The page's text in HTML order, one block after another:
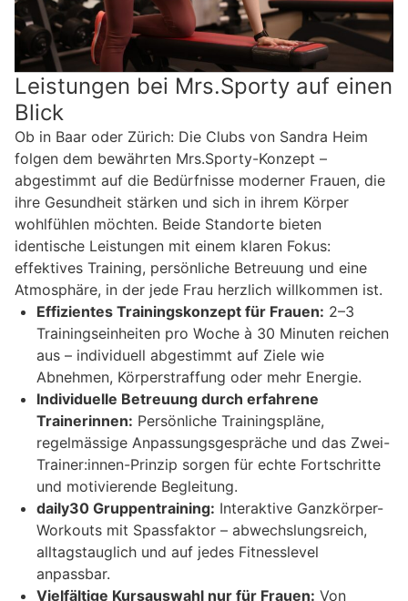
Leistungen bei Mrs.Sporty auf einen
Blick
Ob in Baar oder Zürich: Die Clubs von Sandra Heim
folgen dem bewährten Mrs.Sporty-Konzept –
abgestimmt auf die Bedürfnisse moderner Frauen, die
ihre Gesundheit stärken und sich in ihrem Körper
wohlfühlen möchten. Beide Standorte bieten
identische Leistungen mit einem klaren Fokus:
effektives Training, persönliche Betreuung und eine
Atmosphäre, in der jede Frau herzlich willkommen ist.
Effizientes Trainingskonzept für Frauen: 2–3
Trainingseinheiten pro Woche à 30 Minuten reichen
aus – individuell abgestimmt auf Ziele wie
Abnehmen, Körperstraffung oder mehr Energie.
Individuelle Betreuung durch erfahrene
Trainerinnen: Persönliche Trainingspläne,
regelmässige Anpassungsgespräche und das Zwei-
Trainer:innen-Prinzip sorgen für echte Fortschritte
und motivierende Begleitung.
daily30 Gruppentraining: Interaktive Ganzkörper-
Workouts mit Spassfaktor – abwechslungsreich,
alltagstauglich und auf jedes Fitnesslevel
anpassbar.
Vielfältige Kursauswahl nur für Frauen: Von